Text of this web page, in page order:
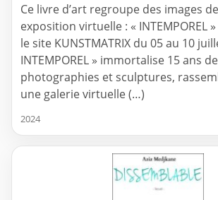
Ce livre d’art regroupe des images
exposition virtuelle : « INTEMPOREL
le site KUNSTMATRIX du 05 au 10
INTEMPOREL » immortalise 15 ans
photographies et sculptures,
une galerie virtuelle (…)
2024